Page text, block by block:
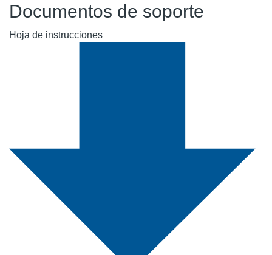
Documentos de soporte
Hoja de instrucciones